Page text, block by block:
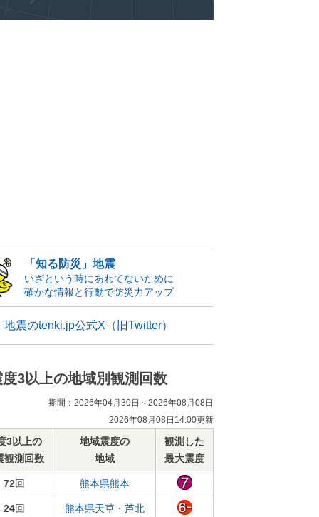
「知る防災」地震
いざという時にあわてないために
確かな情報と行動で防災力アップ
地震のtenki.jp公式X（旧Twitter）
度3以上の地域別観測回数
期間：2026年04月30日～2026年08月08日
2026年08月08日14:00更新
3以上の
観測回数
地域震度の
地域
観測した
最大震度
72回 熊本県熊本
24回 熊本県天草・芦北